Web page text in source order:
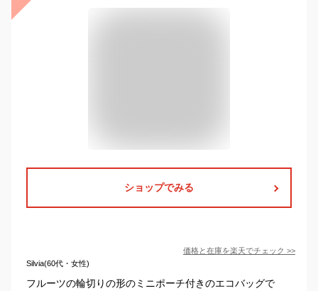
ショップでみる
価格と在庫を楽天でチェック >>
Silvia(60代・女性)
フルーツの輪切りの形のミニポーチ付きのエコバッグで